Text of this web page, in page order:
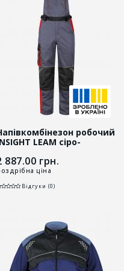
робочий
LEAM сіро-
887.00 грн.
ціна
Відгуки (0)